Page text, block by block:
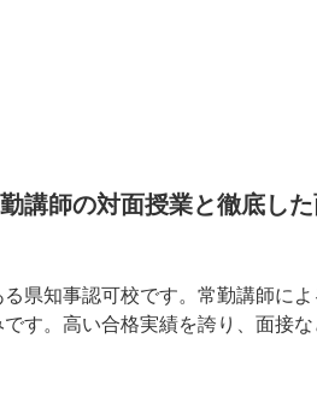
講師の対面授業と徹底し
県知事認可校です。常勤講師によ
す。高い合格実績を誇り、面接